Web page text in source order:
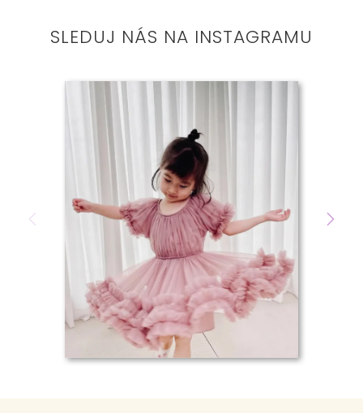
SLEDUJ NÁS NA INSTAGRAMU